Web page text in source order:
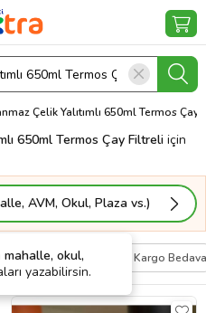
Çelik Yalıtımlı 650ml Termos Çay
650ml Termos Çay Filtreli için
AVM, Okul, Plaza vs.)
mahalle, okul,
yazabilirsin.
Kişiye Özel Kargo Bedava